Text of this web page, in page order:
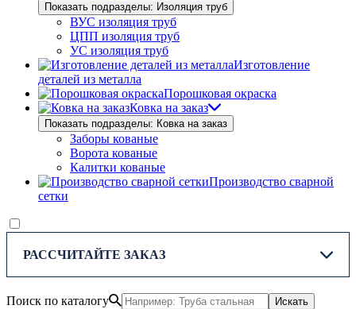
Показать подразделы: Изоляция труб
ВУС изоляция труб
ЦПП изоляция труб
УС изоляция труб
Изготовление
деталей из металла
Порошковая окраска
Ковка на заказ
Показать подразделы: Ковка на заказ
Заборы кованые
Ворота кованые
Калитки кованые
Производство сварной
сетки
РАССЧИТАЙТЕ ЗАКАЗ
Поиск по каталогу Искать